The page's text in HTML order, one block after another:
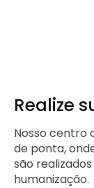
Realize
Nosso centro
de ponta,
são
humanização.